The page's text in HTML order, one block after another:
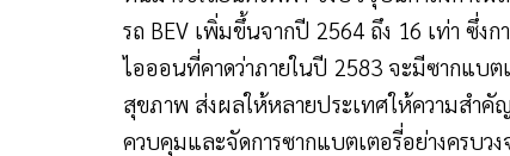
รถ BEV เพิ่มขึ้นจากปี 2564 ถึง 16 เท่า ซึ่ง
ไอออนที่คาดว่าภายในปี 2583 จะมีซากแบต
สุขภาพ ส่งผลให้หลายประเทศให้ความสำคั
ควบคุมและจัดการซากแบตเตอรี่อย่างครบว